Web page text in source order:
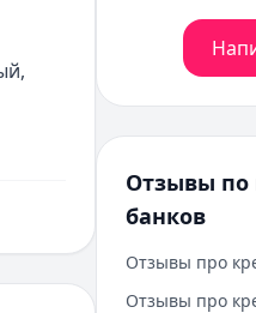
Отзывы по
банков
Отзывы про
Отзывы про